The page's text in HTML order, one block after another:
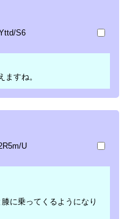
S6
すね。
U
に乗ってくるようになり